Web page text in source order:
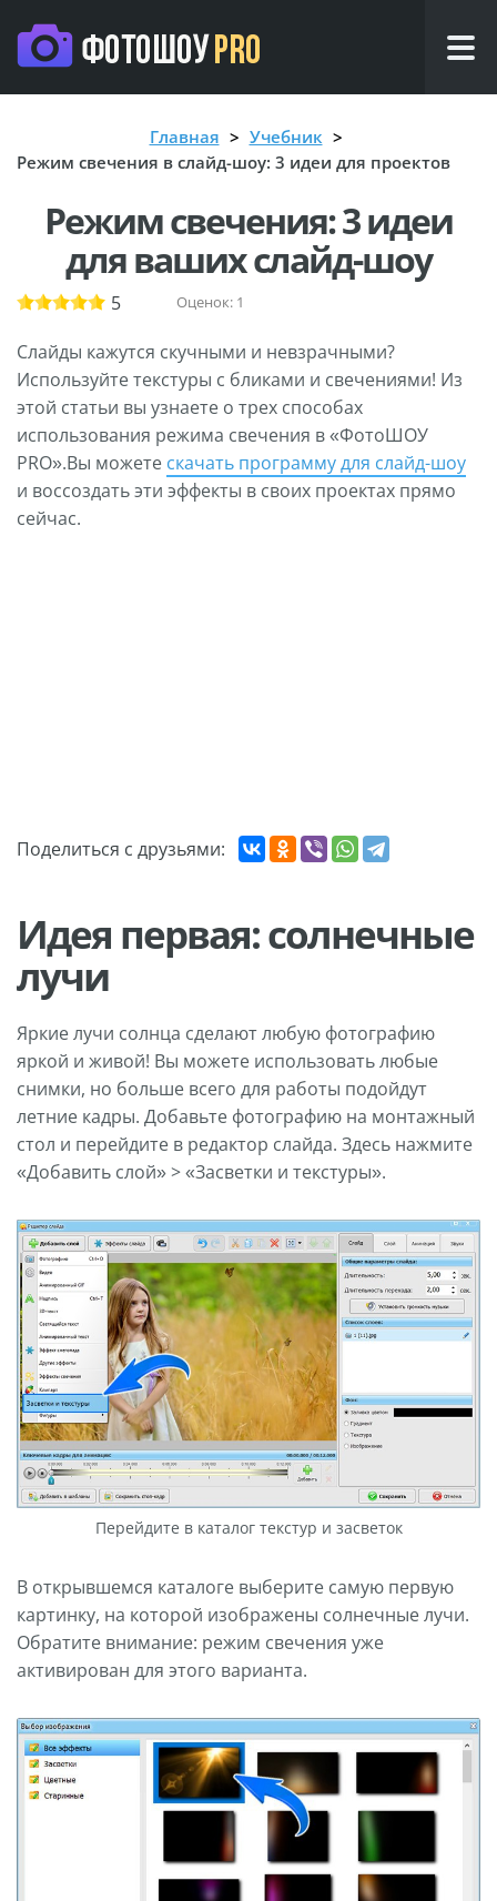
Главная
Учебник
Режим свечения в слайд-шоу: 3 идеи для проектов
Режим свечения: 3 идеи
для ваших слайд-шоу
5 Оценок: 1
Слайды кажутся скучными и невзрачными?
Используйте текстуры с бликами и свечениями! Из
этой статьи вы узнаете о трех способах
использования режима свечения в «ФотоШОУ
PRO».Вы можете скачать программу для слайд-шоу
и воссоздать эти эффекты в своих проектах прямо
сейчас.
Поделиться с друзьями:
Идея первая: солнечные
лучи
Яркие лучи солнца сделают любую фотографию
яркой и живой! Вы можете использовать любые
снимки, но больше всего для работы подойдут
летние кадры. Добавьте фотографию на монтажный
стол и перейдите в редактор слайда. Здесь нажмите
«Добавить слой» > «Засветки и текстуры».
Перейдите в каталог текстур и засветок
В открывшемся каталоге выберите самую первую
картинку, на которой изображены солнечные лучи.
Обратите внимание: режим свечения уже
активирован для этого варианта.